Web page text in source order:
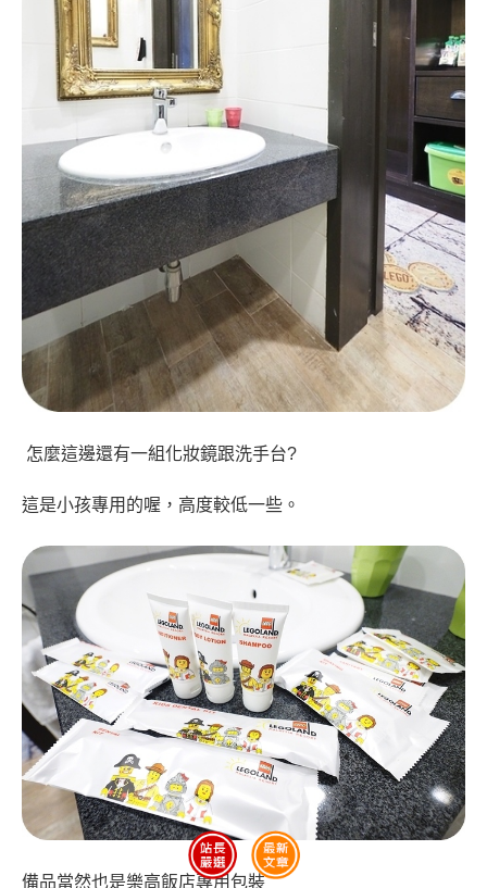
怎麼這邊還有一組化妝鏡跟洗手台?
這是小孩專用的喔，高度較低一些。
備品當然也是樂高飯店專用包裝